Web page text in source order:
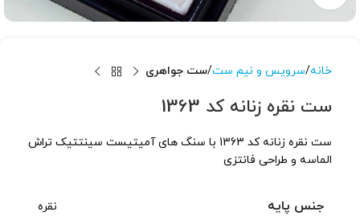
خانه سرویس و نیم ست ست جواهری
ست نقره زنانه کد 1363
ست نقره زنانه کد 1363 با سنگ های آمیتیست سینتتیک تراش
الماسه و طراحی فانتزی
جنس پایه نقره